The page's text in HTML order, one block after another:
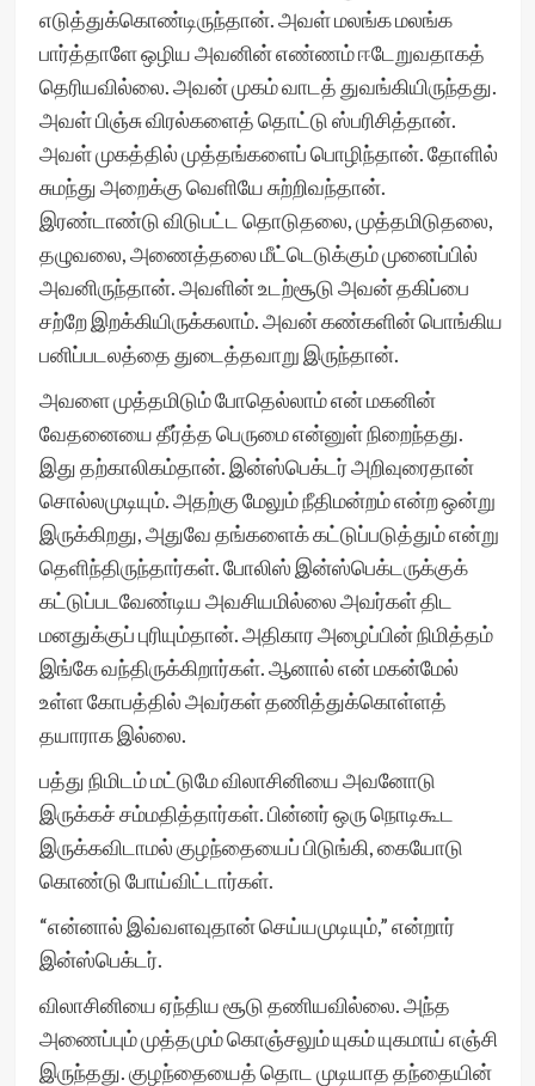
எடுத்துக்கொண்டிருந்தான். அவள் மலங்க மலங்க
பார்த்தாளே ஒழிய அவனின் எண்ணம் ஈடேறுவதாகத்
தெரியவில்லை. அவன் முகம் வாடத் துவங்கியிருந்தது.
அவள் பிஞ்சு விரல்களைத் தொட்டு ஸ்பரிசித்தான்.
அவள் முகத்தில் முத்தங்களைப் பொழிந்தான். தோளில்
சுமந்து அறைக்கு வெளியே சுற்றிவந்தான்.
இரண்டாண்டு விடுபட்ட தொடுதலை, முத்தமிடுதலை,
தழுவலை, அணைத்தலை மீட்டெடுக்கும் முனைப்பில்
அவனிருந்தான். அவளின் உடற்சூடு அவன் தகிப்பை
சற்றே இறக்கியிருக்கலாம். அவன் கண்களின் பொங்கிய
பனிப்படலத்தை துடைத்தவாறு இருந்தான்.
அவளை முத்தமிடும் போதெல்லாம் என் மகனின்
வேதனையை தீர்த்த பெருமை என்னுள் நிறைந்தது.
இது தற்காலிகம்தான். இன்ஸ்பெக்டர் அறிவுரைதான்
சொல்லமுடியும். அதற்கு மேலும் நீதிமன்றம் என்ற ஒன்று
இருக்கிறது, அதுவே தங்களைக் கட்டுப்படுத்தும் என்று
தெளிந்திருந்தார்கள். போலிஸ் இன்ஸ்பெக்டருக்குக்
கட்டுப்படவேண்டிய அவசியமில்லை அவர்கள் திட
மனதுக்குப் புரியும்தான். அதிகார அழைப்பின் நிமித்தம்
இங்கே வந்திருக்கிறார்கள். ஆனால் என் மகன்மேல்
உள்ள கோபத்தில் அவர்கள் தணித்துக்கொள்ளத்
தயாராக இல்லை.
பத்து நிமிடம் மட்டுமே விலாசினியை அவனோடு
இருக்கச் சம்மதித்தார்கள். பின்னர் ஒரு நொடிகூட
இருக்கவிடாமல் குழந்தையைப் பிடுங்கி, கையோடு
கொண்டு போய்விட்டார்கள்.
“என்னால் இவ்வளவுதான் செய்யமுடியும்,” என்றார்
இன்ஸ்பெக்டர்.
விலாசினியை ஏந்திய சூடு தணியவில்லை. அந்த
அணைப்பும் முத்தமும் கொஞ்சலும் யுகம் யுகமாய் எஞ்சி
இருந்தது. குழந்தையைத் தொட முடியாத தந்தையின்